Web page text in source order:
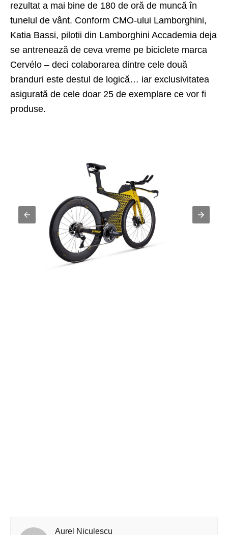
rezultat a mai bine de 180 de oră de muncă în
tunelul de vânt. Conform CMO-ului Lamborghini,
Katia Bassi, piloții din Lamborghini Accademia deja
se antrenează de ceva vreme pe biciclete marca
Cervélo – deci colaborarea dintre cele două
branduri este destul de logică… iar exclusivitatea
asigurată de cele doar 25 de exemplare ce vor fi
produse.
Aurel Niculescu